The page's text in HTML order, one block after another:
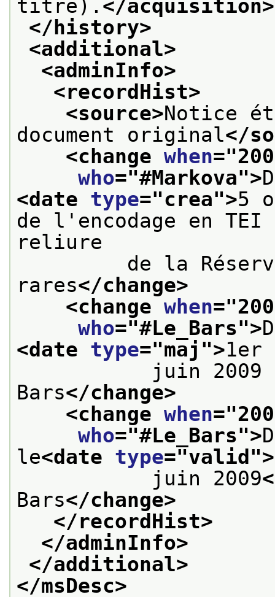
titre). </acquisition>
</history>
<additional>
<adminInfo>
<recordHist>
<source>Notice
document original</
<change when="
who="#Markova">
<date type="crea">5
de l'encodage en
reliure
de la Réserve
rares</change>
<change when="
who="#Le_Bars">
<date type="maj ">1er
juin 2009
Bars</change>
<change when="
who="#Le_Bars">
le<date type="valid ">
juin 2009
Bars</change>
</recordHist>
</adminInfo>
</additional>
</msDesc>